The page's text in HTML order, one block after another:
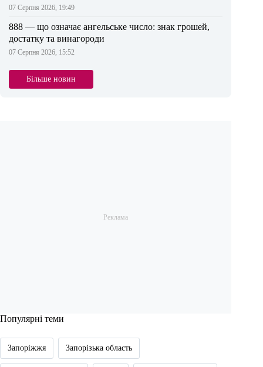
07 Серпня 2026, 19:49
888 — що означає ангельське число: знак грошей,
достатку та винагороди
07 Серпня 2026, 15:52
Більше новин
Популярні теми
Запоріжжя Запорізька область